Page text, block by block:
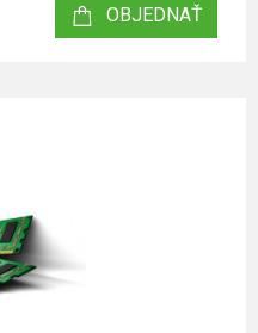
OBJEDNAŤ